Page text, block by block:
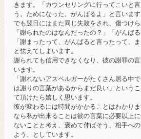
きます。「カウンセリングに行ってこいと
う。ためになった。がんばるよ」と言います
でも翌日にはまた同じ失敗をされ、傷つけら
「謝られたのはなんだったの？」「がんば
「謝まったって、がんばると言ったって、
と怯えてしまいます。
謝られても信用できなくなり、彼の謝罪の
います。
「謝れないアスペルガーがたくさん居る中
は謝りの言葉があるからまだ良い」という
て頂けたら嬉しく思います。
彼が変わるには時間がかかることはわかりま
なら私が出来ることは彼の言葉に必要以上
ないことと考え、褒めて伸ばそう、相手へ
よう、としています。